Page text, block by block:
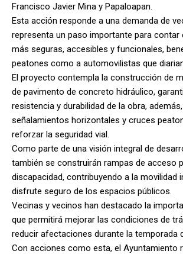
Francisco Javier Mina y Papaloapan.
Esta acción responde a una demanda de
representa un paso importante para contar
más seguras, accesibles y funcionales,
peatones como a automovilistas que
El proyecto contempla la construcción de
de pavimento de concreto hidráulico,
resistencia y durabilidad de la obra,
señalamientos horizontales y cruces
reforzar la seguridad vial.
Como parte de una visión integral de
también se construirán rampas de acceso
discapacidad, contribuyendo a la movilidad
disfrute seguro de los espacios públicos.
Vecinas y vecinos han destacado la
que permitirá mejorar las condiciones de
reducir afectaciones durante la temporada
Con acciones como esta, el Ayuntamiento